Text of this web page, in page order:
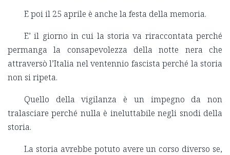
E poi il 25 aprile è anche la festa della memoria.
E’ il giorno in cui la storia va riraccontata perché
permanga la consapevolezza della notte nera che
attraversò l’Italia nel ventennio fascista perché la storia
non si ripeta.
Quello della vigilanza è un impegno da non
tralasciare perché nulla è ineluttabile negli snodi della
storia.
La storia avrebbe potuto avere un corso diverso se,